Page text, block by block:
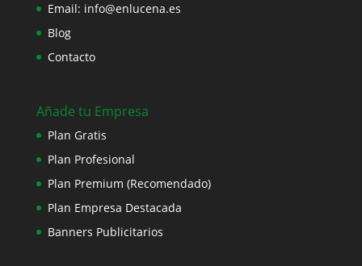
Email: info@enlucena.es
Blog
Contacto
Añade tu Empresa
Plan Gratis
Plan Profesional
Plan Premium (Recomendado)
Plan Empresa Destacada
Banners Publicitarios